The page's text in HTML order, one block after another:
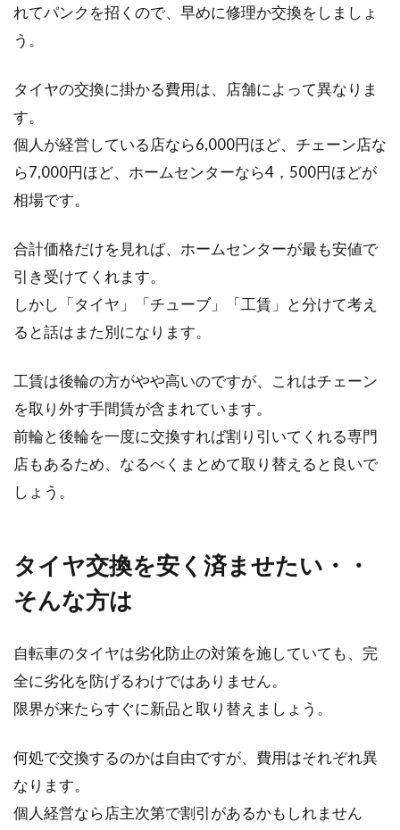
れてパンクを招くので、早めに修理か交換をしましょ
う。
タイヤの交換に掛かる費用は、店舗によって異なりま
す。
個人が経営している店なら6,000円ほど、チェーン店な
ら7,000円ほど、ホームセンターなら4，500円ほどが
相場です。
合計価格だけを見れば、ホームセンターが最も安値で
引き受けてくれます。
しかし「タイヤ」「チューブ」「工賃」と分けて考え
ると話はまた別になります。
工賃は後輪の方がやや高いのですが、これはチェーン
を取り外す手間賃が含まれています。
前輪と後輪を一度に交換すれば割り引いてくれる専門
店もあるため、なるべくまとめて取り替えると良いで
しょう。
タイヤ交換を安く済ませたい・・
そんな方は
自転車のタイヤは劣化防止の対策を施していても、完
全に劣化を防げるわけではありません。
限界が来たらすぐに新品と取り替えましょう。
何処で交換するのかは自由ですが、費用はそれぞれ異
なります。
個人経営なら店主次第で割引があるかもしれません